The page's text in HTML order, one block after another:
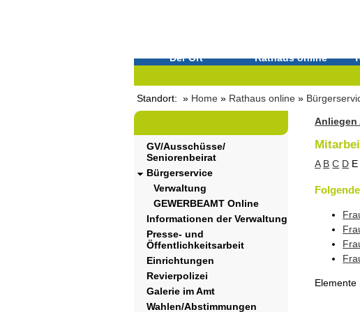
Der Ort Rathaus online
Standort: » Home » Rathaus online »
GV/Ausschüsse/
Seniorenbeirat
Bürgerservice
Verwaltung
GEWERBEAMT Online
Informationen der Verwaltung
Presse- und
Öffentlichkeitsarbeit
Einrichtungen
Revierpolizei
Galerie im Amt
Wahlen/Abstimmungen
Anliegen
A B C D E
Elemente